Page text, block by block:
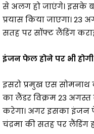
से अलग हो जाएंगे। इसके
प्रयास किया जाएगा। 23
सतह पर सॉफ्ट लैंडिंग
इंजन फेल होने पर भी
इसरो प्रमुख एस सोमनाथ
का लैंडर विक्रम 23
करेगा। अगर इसका इंजन
चंद्रमा की सतह पर लैंडिंग